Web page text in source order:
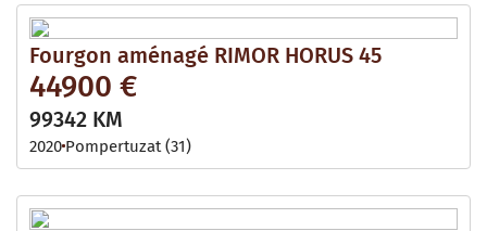
Fourgon aménagé RIMOR HORUS 45
44900 €
99342 KM
2020 Pompertuzat (31)